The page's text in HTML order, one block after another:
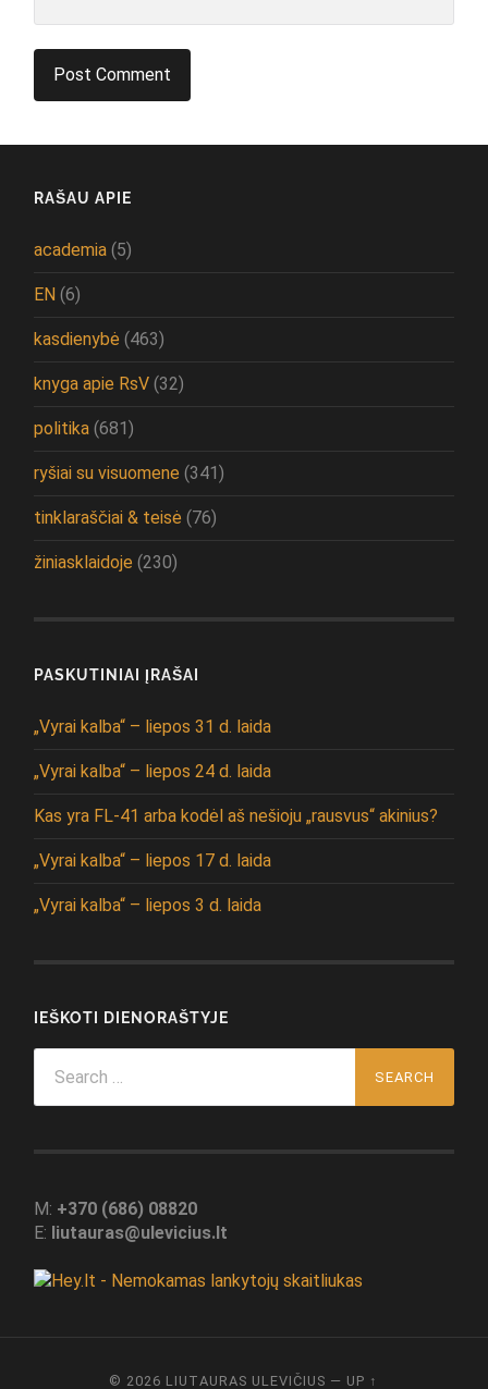
RAŠAU APIE
academia (5)
EN (6)
kasdienybė (463)
knyga apie RsV (32)
politika (681)
ryšiai su visuomene (341)
tinklaraščiai & teisė (76)
žiniasklaidoje (230)
PASKUTINIAI ĮRAŠAI
„Vyrai kalba“ – liepos 31 d. laida
„Vyrai kalba“ – liepos 24 d. laida
Kas yra FL-41 arba kodėl aš nešioju „rausvus“ akinius?
„Vyrai kalba“ – liepos 17 d. laida
„Vyrai kalba“ – liepos 3 d. laida
IEŠKOTI DIENORAŠTYJE
for:
M: +370 (686) 08820
E: liutauras@ulevicius.lt
© 2026 LIUTAURAS ULEVIČIUS — UP ↑